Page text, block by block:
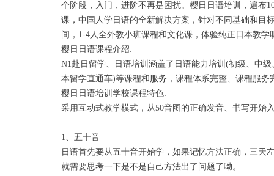
个阶段，入门，进阶不再是困扰。樱日日语培训，遍布
课，中国人学日语的全新解决方案，针对不同基础和目
间，1-4人全外教小班课程和文化课，体验纯正日本教
樱日日语课程介绍:
N1赴日留学、日语培训涵盖了日语能力培训(初级、中
本留学直通车)等课程和服务，课程体系完整、课程服务
樱日日语培训学校课程特色:
采用互动式教学模式，从50音图的正确发音、书写开始
1、五十音
日语首先要从五十音开始学，如果记忆方法正确，三
就需要思考一下是不是自己方法出了问题了呦。